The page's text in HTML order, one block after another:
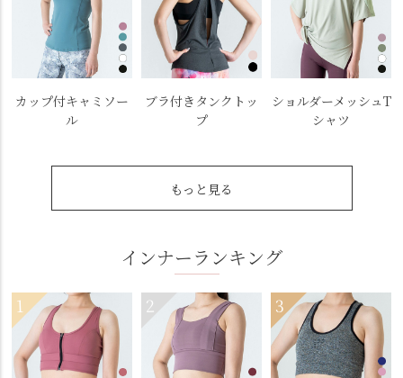
カップ付キャミソー
ル
ブラ付きタンクトッ
プ
ショルダーメッシュT
シャツ
もっと見る
インナーランキング